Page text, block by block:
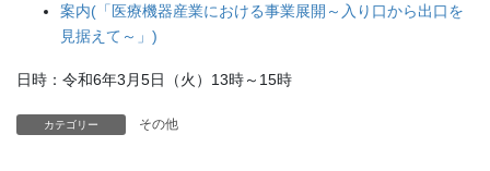
案内(「医療機器産業における事業展開～入り口から出口を
見据えて～」)
日時：令和6年3月5日（火）13時～15時
カテゴリー その他